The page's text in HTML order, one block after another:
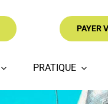
PAYER
PRATIQUE